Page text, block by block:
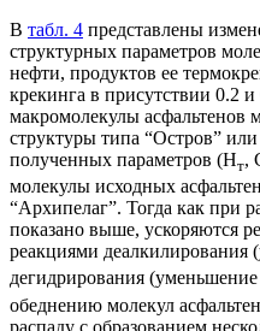
В табл. 4 представлены
структурных параметров
нефти, продуктов ее
крекинга в присутствии 0.2
макромолекулы асфальтенов
структуры типа “Остров”
полученных параметров (Hт,
молекулы исходных
“Архипелаг”. Тогда как при
показано выше, ускоряются
реакциями деалкилирования
дегидрирования
обеднению молекул
распаду с образованием